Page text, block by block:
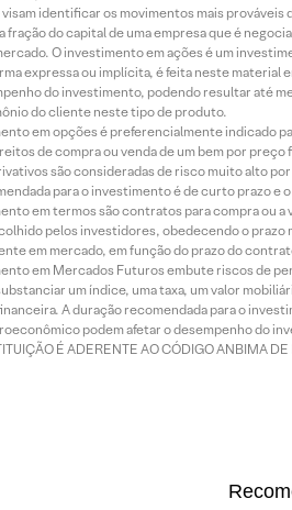
identificar os movimentos mais prováveis
fração do capital de uma empresa que é
O investimento em ações é um
expressa ou implícita, é feita neste
do investimento, podendo resultar até
do cliente neste tipo de produto.
em opções é preferencialmente indicado
de compra ou venda de um bem por
são consideradas de risco muito alto
para o investimento é de curto prazo
em termos são contratos para compra ou a
pelos investidores, obedecendo o prazo
em mercado, em função do prazo do
em Mercados Futuros embute riscos de
um índice, uma taxa, um valor
A duração recomendada para o
podem afetar o desempenho do
É ADERENTE AO CÓDIGO ANBIMA